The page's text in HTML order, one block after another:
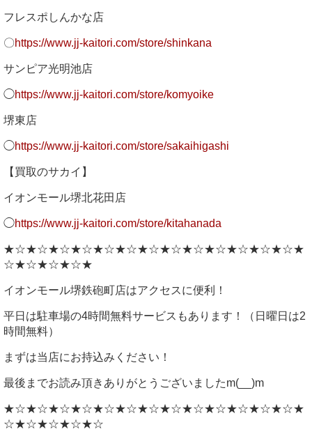
フレスポしんかな店
〇https://www.jj-kaitori.com/store/shinkana
サンピア光明池店
◯https://www.jj-kaitori.com/store/komyoike
堺東店
◯https://www.jj-kaitori.com/store/sakaihigashi
【買取のサカイ】
イオンモール堺北花田店
◯https://www.jj-kaitori.com/store/kitahanada
★☆★☆★☆★☆★☆★☆★☆★☆★☆★☆★☆★☆★☆★
☆★☆★☆★☆★
イオンモール堺鉄砲町店はアクセスに便利！
平日は駐車場の4時間無料サービスもあります！（日曜日は2
時間無料）
まずは当店にお持込みください！
最後までお読み頂きありがとうございましたm(__)m
★☆★☆★☆★☆★☆★☆★☆★☆★☆★☆★☆★☆★☆★
☆★☆★☆★☆★☆